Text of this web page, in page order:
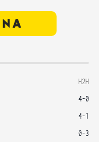
H2H
4-0
4-1
0-3